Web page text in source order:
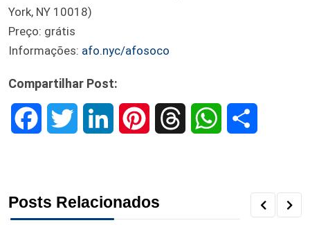
York, NY 10018)
Preço: grátis
Informações: afo.nyc/afosoco
Compartilhar Post:
e t k t
Posts Relacionados